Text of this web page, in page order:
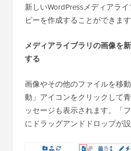
新しいWordPressメディアラ
ピーを作成することができます
メディアライブラリの画像を
する
画像やその他のファイルを移
動」アイコンをクリックして
ッセージも表示されます。「
にドラッグアンドドロップが